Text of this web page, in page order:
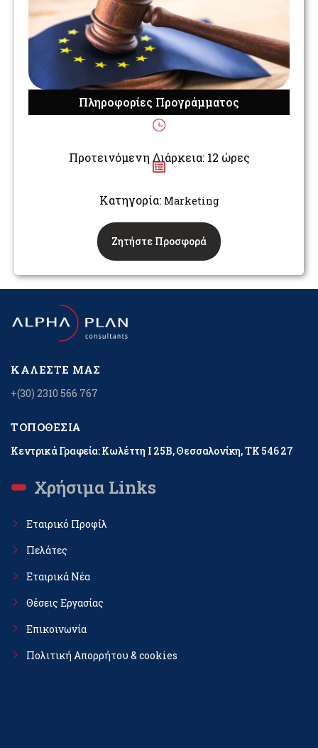
Πληροφορίες Προγράμματος
Προτεινόμενη Διάρκεια: 12 ώρες
Κατηγορία: Marketing
Ζητήστε Προσφορά
ΚΑΛΈΣΤΕ ΜΑΣ
+(30) 2310 566 767
ΤΟΠΟΘΕΣΊΑ
Κεντρικά Γραφεία: Κωλέττη Ι 25Β, Θεσσαλονίκη, ΤΚ 546 27
Χρήσιμα Links
Εταιρικό Προφίλ
Πελάτες
Εταιρικά Νέα
Θέσεις Εργασίας
Επικοινωνία
Πολιτική Απορρήτου & cookies